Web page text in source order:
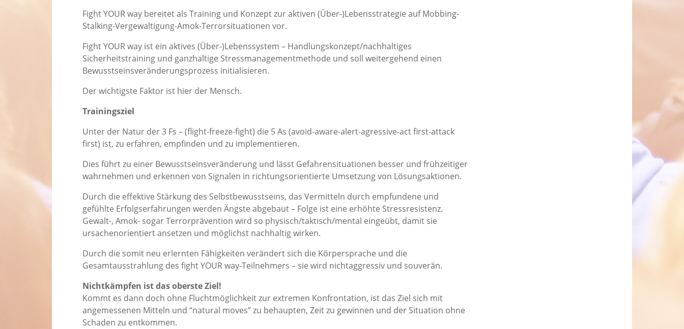
Fight YOUR way bereitet als Training und Konzept zur aktiven (Über-)Lebensstrategie auf Mobbing-
Stalking-Vergewaltigung-Amok-Terrorsituationen vor.
Fight YOUR way ist ein aktives (Über-)Lebenssystem – Handlungskonzept/nachhaltiges
Sicherheitstraining und ganzhaltige Stressmanagementmethode und soll weitergehend einen
Bewusstseinsveränderungsprozess initialisieren.
Der wichtigste Faktor ist hier der Mensch.
Trainingsziel
Unter der Natur der 3 Fs – (flight-freeze-fight) die 5 As (avoid-aware-alert-agressive-act first-attack
first) ist, zu erfahren, empfinden und zu implementieren.
Dies führt zu einer Bewusstseinsveränderung und lässt Gefahrensituationen besser und frühzeitiger
wahrnehmen und erkennen von Signalen in richtungsorientierte Umsetzung von Lösungsaktionen.
Durch die effektive Stärkung des Selbstbewusstseins, das Vermitteln durch empfundene und
gefühlte Erfolgserfahrungen werden Ängste abgebaut – Folge ist eine erhöhte Stressresistenz.
Gewalt-, Amok- sogar Terrorprävention wird so physisch/taktisch/mental eingeübt, damit sie
ursachenorientiert ansetzen und möglichst nachhaltig wirken.
Durch die somit neu erlernten Fähigkeiten verändert sich die Körpersprache und die
Gesamtausstrahlung des fight YOUR way-Teilnehmers – sie wird nichtaggressiv und souverän.
Nichtkämpfen ist das oberste Ziel!
Kommt es dann doch ohne Fluchtmöglichkeit zur extremen Konfrontation, ist das Ziel sich mit
angemessenen Mitteln und “natural moves” zu behaupten, Zeit zu gewinnen und der Situation ohne
Schaden zu entkommen.